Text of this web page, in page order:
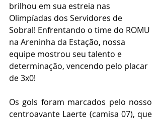
brilhou em sua estreia nas
Olimpíadas dos Servidores de
Sobral! Enfrentando o time do ROMU
na Areninha da Estação, nossa
equipe mostrou seu talento e
determinação, vencendo pelo placar
de 3x0!
Os gols foram marcados pelo nosso
centroavante Laerte (camisa 07), que